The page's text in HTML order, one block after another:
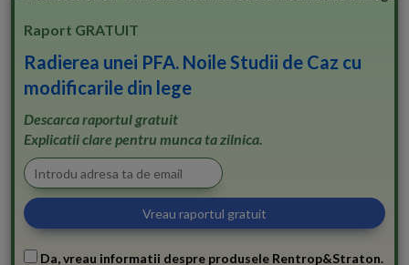
Raport GRATUIT
Radierea unei PFA. Noile Studii de Caz cu
modificarile din lege
Descarca raportul gratuit
Explicatii clare pentru munca ta zilnica.
Da, vreau informatii despre produsele Rentrop&Straton.